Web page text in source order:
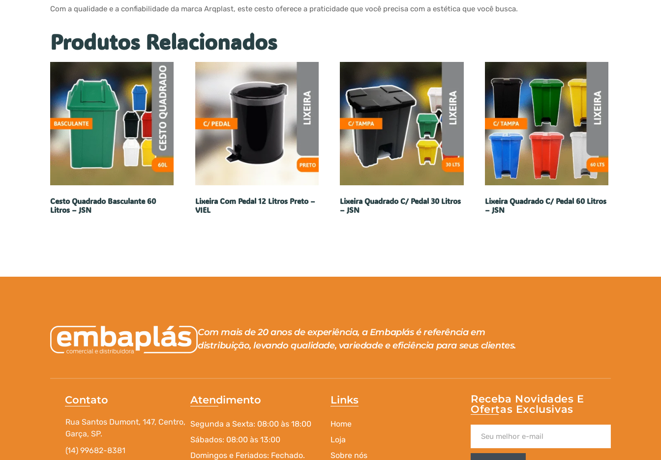
Com a qualidade e a confiabilidade da marca Arqplast, este cesto oferece a praticidade que você precisa com a estética que você busca.
Produtos Relacionados
Cesto Quadrado Basculante 60
Litros – JSN
Lixeira Com Pedal 12 Litros Preto –
VIEL
Lixeira Quadrado C/ Pedal 30 Litros
– JSN
Lixeira Quadrado C/ Pedal 60 Litros
– JSN
Com mais de 20 anos de experiência, a Embaplás é referência em
distribuição, levando qualidade, variedade e eficiência para seus clientes.
Contato
Rua Santos Dumont, 147, Centro,
Garça, SP.
(14) 99682-8381
Atendimento
Segunda a Sexta: 08:00 às 18:00
Sábados: 08:00 às 13:00
Domingos e Feriados: Fechado.
Links
Home
Loja
Sobre nós
Receba Novidades E
Ofertas Exclusivas